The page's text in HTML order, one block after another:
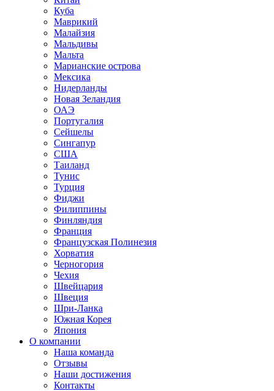
Куба
Маврикий
Малайзия
Мальдивы
Мальта
Марианские острова
Мексика
Нидерланды
Новая Зеландия
ОАЭ
Португалия
Сейшелы
Сингапур
США
Таиланд
Тунис
Турция
Фиджи
Филиппины
Финляндия
Франция
Французская Полинезия
Хорватия
Черногория
Чехия
Швейцария
Швеция
Шри-Ланка
Южная Корея
Япония
О компании
Наша команда
Отзывы
Наши достижения
Контакты